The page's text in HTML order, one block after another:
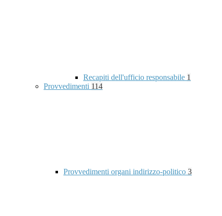
Recapiti dell'ufficio responsabile 1
Provvedimenti 114
Provvedimenti organi indirizzo-politico 3